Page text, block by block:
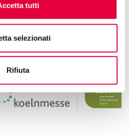
tutti
selezionati
Rifiuta
in Tuttofood 2026. The
has passed.